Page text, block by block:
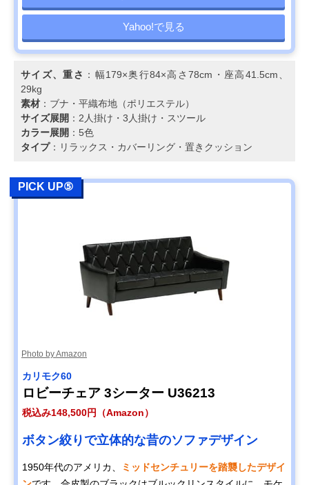
Yahoo!で見る
サイズ、重さ ：幅179×奥行84×高さ78cm・座高41.5cm、
29kg
素材 ：ブナ・平織布地（ポリエステル）
サイズ展開 ：2人掛け・3人掛け・スツール
カラー展開 ：5色
タイプ：リラックス・カバーリング・置きクッション
PICK UP⑤
Photo by Amazon
カリモク60
ロビーチェア 3シーター U36213
税込み148,500円（Amazon）
ボタン絞りで立体的な昔のソファデザイン
1950年代のアメリカ、
ミッドセンチュリーを踏襲したデザイ